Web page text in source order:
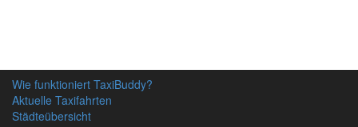
Wie funktioniert TaxiBuddy?
Aktuelle Taxifahrten
Städteübersicht